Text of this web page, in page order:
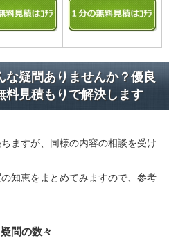
な疑問ありませんか？優良
料見積もりで解決します
ますが、同様の内容の相談を受け
知恵をまとめてみますので、参考
問の数々